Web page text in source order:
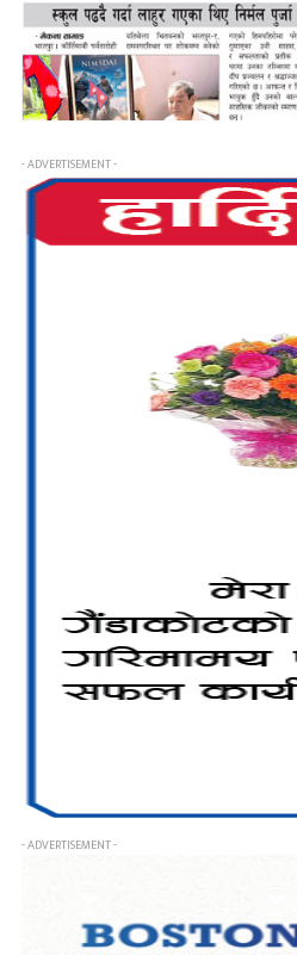
- ADVERTISEMENT -
- ADVERTISEMENT -